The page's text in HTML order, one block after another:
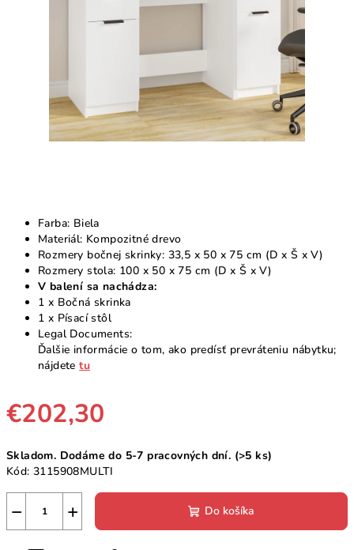
Farba: Biela
Materiál: Kompozitné drevo
Rozmery bočnej skrinky: 33,5 x 50 x 75 cm (D x Š x V)
Rozmery stola: 100 x 50 x 75 cm (D x Š x V)
V balení sa nachádza:
1 x Bočná skrinka
1 x Písací stôl
Legal Documents:
Ďalšie informácie o tom, ako predísť prevráteniu nábytku;
nájdetetu
€202,30
cena:
Skladom. Dodáme do 5-7 pracovných dní. (>5 ks)
Kód: 3115908MULTI
+
− Do košíka